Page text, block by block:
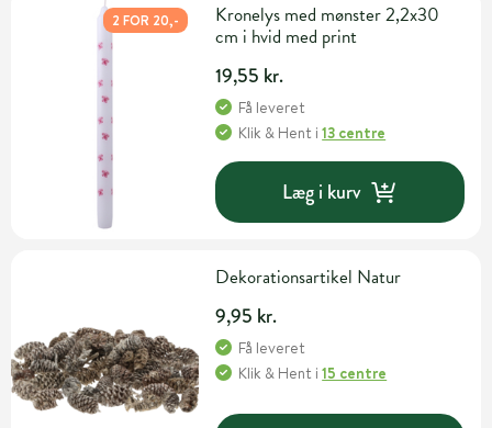
2 FOR 20,-
Kronelys med mønster 2,2x30
cm i hvid med print
19,55 kr.
Få leveret
Klik & Hent i13 centre
Læg i kurv
Dekorationsartikel Natur
9,95 kr.
Få leveret
Klik & Hent i15 centre